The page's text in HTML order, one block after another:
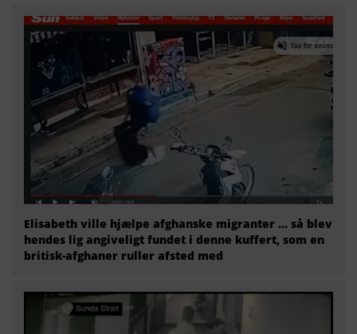
Elisabeth ville hjælpe afghanske migranter … så blev
hendes lig angiveligt fundet i denne kuffert, som en
britisk-afghaner ruller afsted med